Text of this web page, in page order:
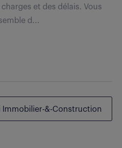
et des délais. Vous
d...
Immobilier-&-Construction